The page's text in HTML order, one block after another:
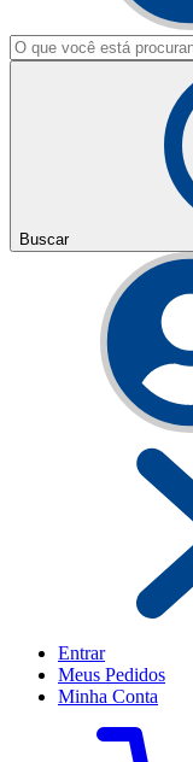
Buscar
Entrar
Meus Pedidos
Minha Conta